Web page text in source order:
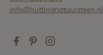
info@huttingnatuursteen.nl